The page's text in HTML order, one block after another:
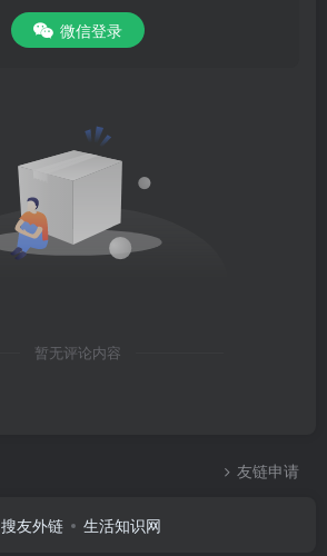
微信登录
暂无评论内容
友链申请
搜友外链 生活知识网